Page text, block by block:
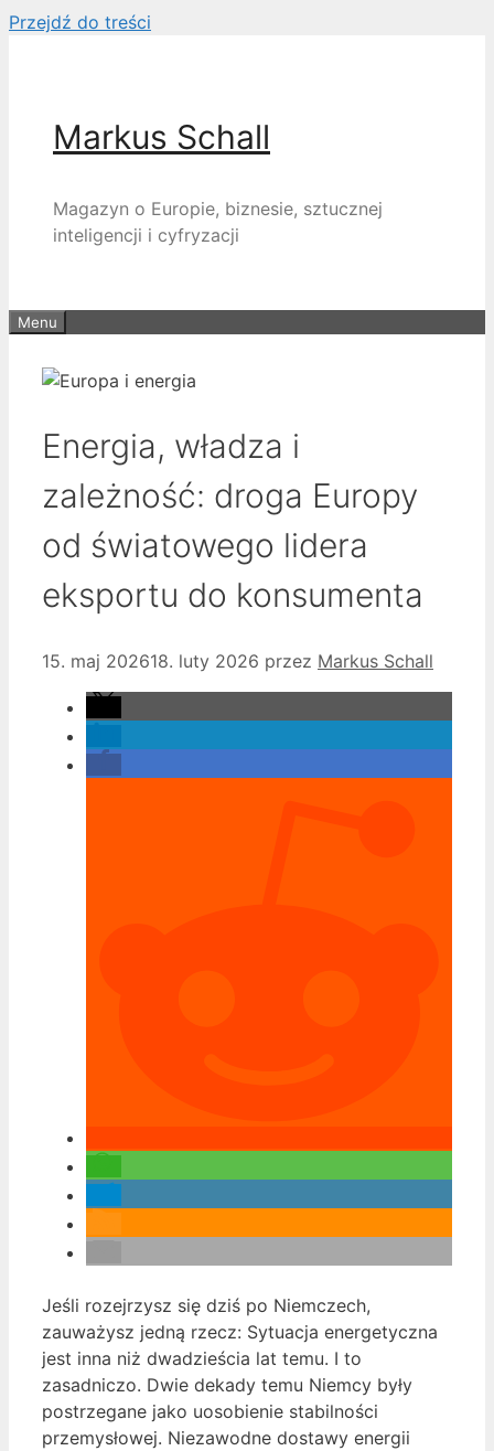
Przejdź do treści
Markus Schall
Magazyn o Europie, biznesie, sztucznej
inteligencji i cyfryzacji
Menu
Energia, władza i
zależność: droga Europy
od światowego lidera
eksportu do konsumenta
15. maj 202618. luty 2026 przez Markus Schall
Jeśli rozejrzysz się dziś po Niemczech,
zauważysz jedną rzecz: Sytuacja energetyczna
jest inna niż dwadzieścia lat temu. I to
zasadniczo. Dwie dekady temu Niemcy były
postrzegane jako uosobienie stabilności
przemysłowej. Niezawodne dostawy energii